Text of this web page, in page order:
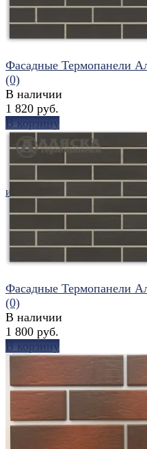
избранное
Фасадные Термопанели
(0)
В наличии
1 820 руб.
В корзину
избранное
Фасадные Термопанели
(0)
В наличии
1 800 руб.
В корзину